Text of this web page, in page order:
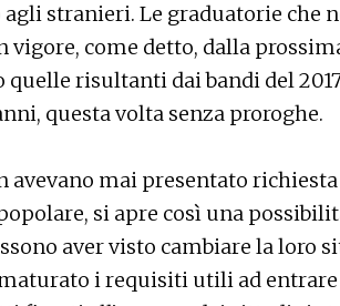
stranieri. Le graduatorie che
come detto, dalla
risultanti dai bandi del
questa volta senza proroghe.
avevano mai presentato
si apre così una
aver visto cambiare la loro
i requisiti utili ad